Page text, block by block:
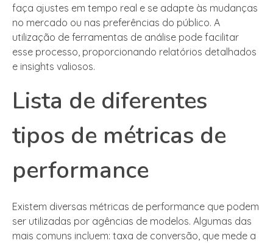
faça ajustes em tempo real e se adapte às mudanças
no mercado ou nas preferências do público. A
utilização de ferramentas de análise pode facilitar
esse processo, proporcionando relatórios detalhados
e insights valiosos.
Lista de diferentes
tipos de métricas de
performance
Existem diversas métricas de performance que podem
ser utilizadas por agências de modelos. Algumas das
mais comuns incluem: taxa de conversão, que mede a